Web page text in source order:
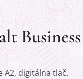
Business
A2, digitálna tlač.